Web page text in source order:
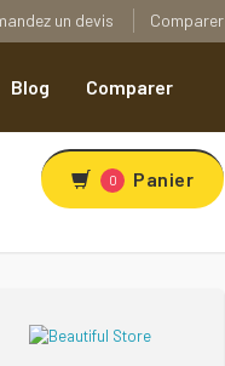
un devis Comparer
Blog Comparer
0 Panier